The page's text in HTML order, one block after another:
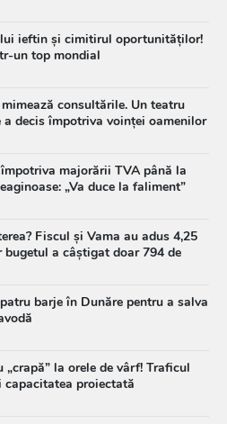
ieftin și cimitirul oportunităților!
un top mondial
consultările. Un teatru
a decis împotriva voinței oamenilor
majorării TVA până la
„Va duce la faliment”
Fiscul și Vama au adus 4,25
bugetul a câștigat doar 794 de
barje în Dunăre pentru a salva
la orele de vârf! Traficul
capacitatea proiectată